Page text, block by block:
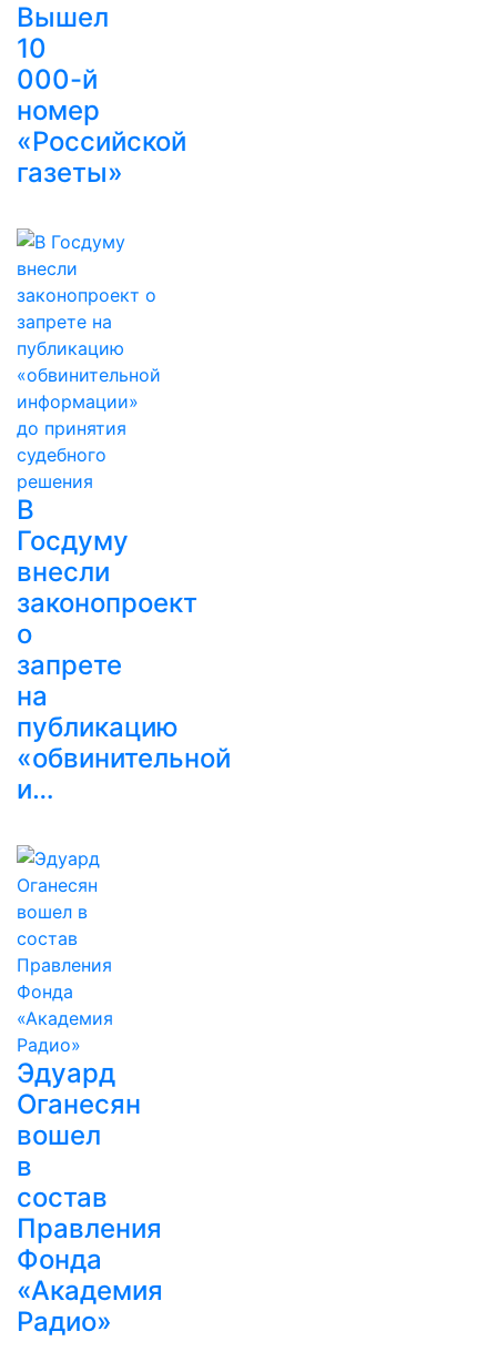
Вышел
10
000-й
номер
«Российской
газеты»
В
Госдуму
внесли
законопроект
о
запрете
на
публикацию
«обвинительной
и…
Эдуард
Оганесян
вошел
в
состав
Правления
Фонда
«Академия
Радио»